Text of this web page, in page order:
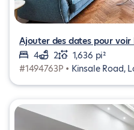
Ajouter des dates pour voir
4
2
1,636 pi²
#1494763P • Kinsale Road,